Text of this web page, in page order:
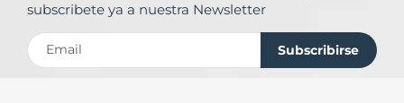
subscribete ya a nuestra Newsletter
Subscribirse